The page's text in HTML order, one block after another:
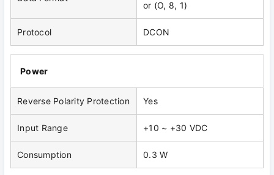
or (O, 8, 1)
Protocol DCON
Power
Reverse Polarity Protection Yes
Input Range +10 ~ +30 VDC
Consumption 0.3 W